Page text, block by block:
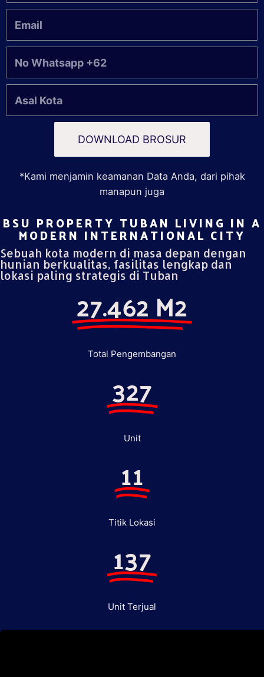
DOWNLOAD BROSUR
*Kami menjamin keamanan Data Anda, dari pihak
manapun juga
BSU PROPERTY TUBAN LIVING IN A
MODERN INTERNATIONAL CITY​
Sebuah kota modern di masa depan dengan
hunian berkualitas, fasilitas lengkap dan
lokasi paling strategis di Tuban
27.462 M2
Total Pengembangan
327
Unit
11
Titik Lokasi
137
Unit Terjual